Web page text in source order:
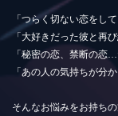
「つらく切ない恋をして
「大好きだった彼と再び
「秘密の恋、禁断の恋…
「あの人の気持ちが分
そんなお悩みをお持ち